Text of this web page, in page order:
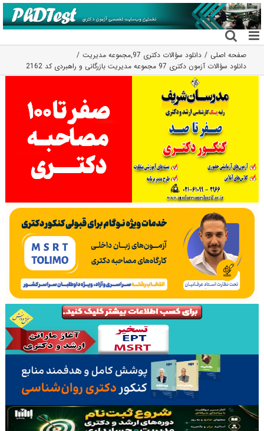
رفتن
به
محتوا
صفحه اصلی دانلود سؤالات دکتری 97 ,مجموعه مدیریت
دانلود سؤالات آزمون دکتری 97 مجموعه مدیریت بازرگانی و راهبردی کد 2162